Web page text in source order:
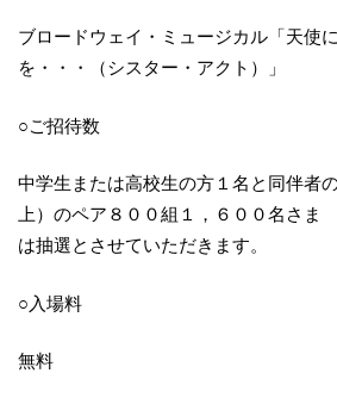
ブロードウェイ・ミュージカル「天使
を・・・（シスター・アクト）」
○ご招待数
中学生または高校生の方１名と同伴者
上）のペア８００組１，６００名さ
は抽選とさせていただきます。
○入場料
無料